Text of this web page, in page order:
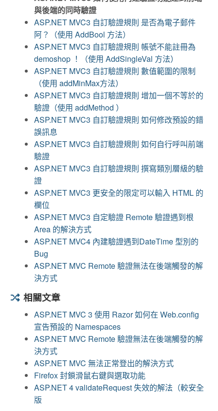
與後端的同時驗證
ASP.NET MVC3 自訂驗證規則 是否為電子郵件
阿？（使用 AddBool 方法）
ASP.NET MVC3 自訂驗證規則 帳號不能註冊為
demoshop ！（使用 AddSingleVal 方法）
ASP.NET MVC3 自訂驗證規則 數值範圍的限制
（使用 addMinMax方法）
ASP.NET MVC3 自訂驗證規則 增加一個不等於的
驗證（使用 addMethod ）
ASP.NET MVC3 自訂驗證規則 如何修改預設的錯
誤訊息
ASP.NET MVC3 自訂驗證規則 如何自行呼叫前端
驗證
ASP.NET MVC3 自訂驗證規則 撰寫類別層級的驗
證
ASP.NET MVC3 更安全的限定可以輸入 HTML 的
欄位
ASP.NET MVC3 自定驗證 Remote 驗證遇到根
Area 的解決方式
ASP.NET MVC4 內建驗證遇到DateTime 型別的
Bug
ASP.NET MVC Remote 驗證無法在後端觸發的解
決方式
相關文章
ASP.NET MVC 3 使用 Razor 如何在 Web.config
宣告預設的 Namespaces
ASP.NET MVC Remote 驗證無法在後端觸發的解
決方式
ASP.NET MVC 無法正常登出的解決方式
Firefox 封鎖滑鼠右鍵與選取功能
ASP.NET 4 validateRequest 失效的解法（較安全
版